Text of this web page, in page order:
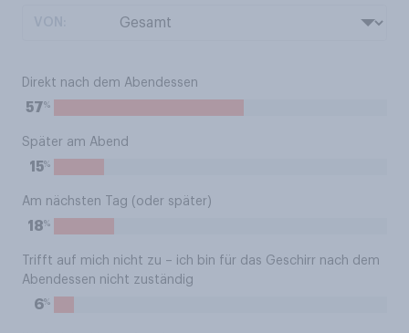
Direkt nach dem Abendessen
57%
Später am Abend
15%
Am nächsten Tag (oder später)
18%
Trifft auf mich nicht zu – ich bin für das Geschirr nach dem
Abendessen nicht zuständig
6%